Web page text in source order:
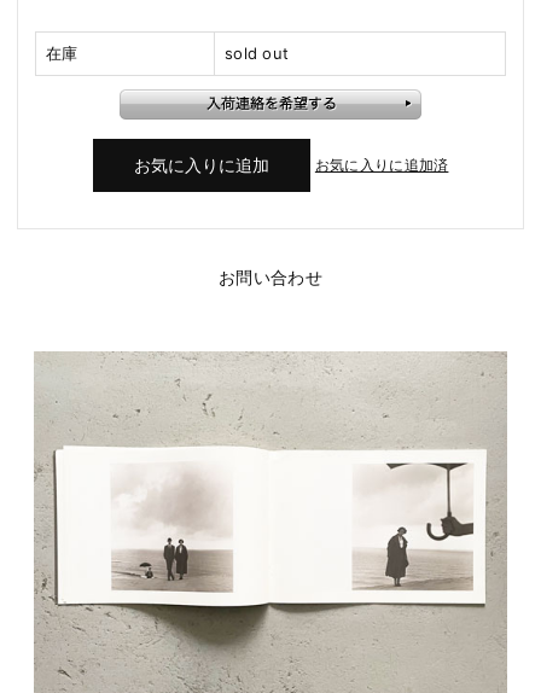
在庫 sold out
お気に入りに追加済
お問い合わせ